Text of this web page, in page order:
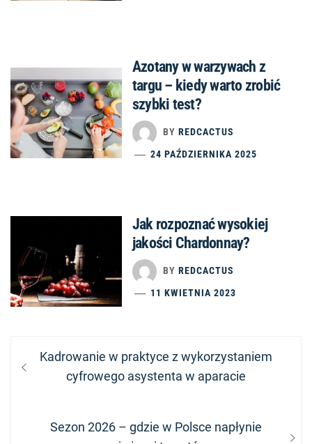
Azotany w warzywach z
targu – kiedy warto zrobić
szybki test?
BY REDCACTUS
24 PAŹDZIERNIKA 2025
Jak rozpoznać wysokiej
jakości Chardonnay?
BY REDCACTUS
11 KWIETNIA 2023
Nawigacja
wpisu
Previous
Kadrowanie w praktyce z wykorzystaniem
cyfrowego asystenta w aparacie
Next
Sezon 2026 – gdzie w Polsce napłynie